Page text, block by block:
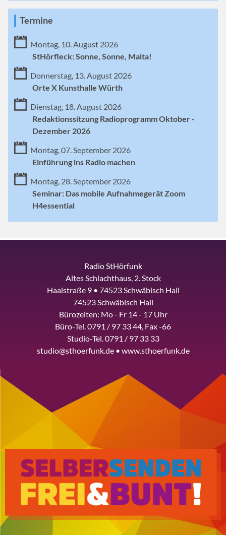
Termine
Montag, 10. August 2026
StHörfleck: Sonne, Sonne, Malta!
Donnerstag, 13. August 2026
Orte X Kunsthalle Würth
Dienstag, 18. August 2026
Redaktionssitzung Radioprogramm Oktober -
Dezember 2026
Montag, 07. September 2026
Einführung ins Radio machen
Montag, 28. September 2026
Seminar: Das mobile Aufnahmegerät Zoom
H4essential
Radio StHörfunk
Altes Schlachthaus, 2. Stock
Haalstraße 9 • 74523 Schwäbisch Hall
74523 Schwäbisch Hall
Bürozeiten: Mo - Fr 14 - 17 Uhr
Büro-Tel. 0791 / 97 33 44, Fax -66
Studio-Tel. 0791 / 97 33 33
studio@sthoerfunk.de • www.sthoerfunk.de